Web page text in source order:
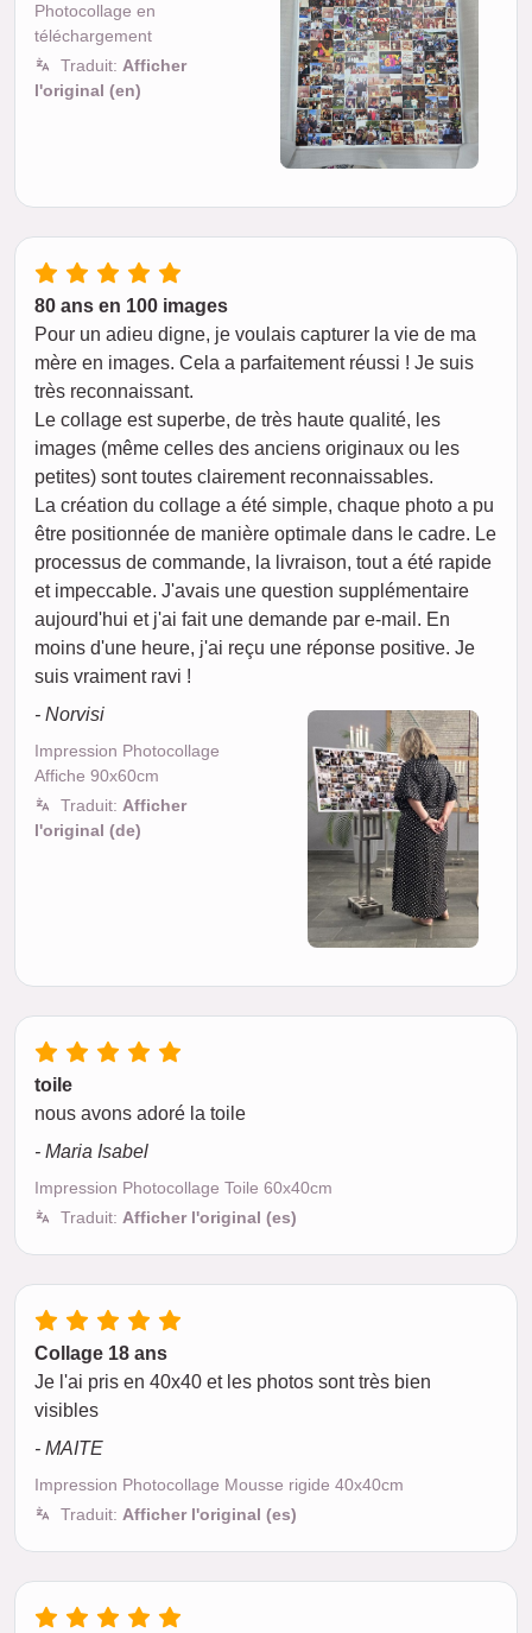
Photocollage en
téléchargement
Traduit: Afficher
l'original (en)
80 ans en 100 images
Pour un adieu digne, je voulais capturer la vie de ma
mère en images. Cela a parfaitement réussi ! Je suis
très reconnaissant.
Le collage est superbe, de très haute qualité, les
images (même celles des anciens originaux ou les
petites) sont toutes clairement reconnaissables.
La création du collage a été simple, chaque photo a pu
être positionnée de manière optimale dans le cadre. Le
processus de commande, la livraison, tout a été rapide
et impeccable. J'avais une question supplémentaire
aujourd'hui et j'ai fait une demande par e-mail. En
moins d'une heure, j'ai reçu une réponse positive. Je
suis vraiment ravi !
- Norvisi
Impression Photocollage
Affiche 90x60cm
Traduit: Afficher
l'original (de)
toile
nous avons adoré la toile
- Maria Isabel
Impression Photocollage Toile 60x40cm
Traduit: Afficher l'original (es)
Collage 18 ans
Je l'ai pris en 40x40 et les photos sont très bien
visibles
- MAITE
Impression Photocollage Mousse rigide 40x40cm
Traduit: Afficher l'original (es)